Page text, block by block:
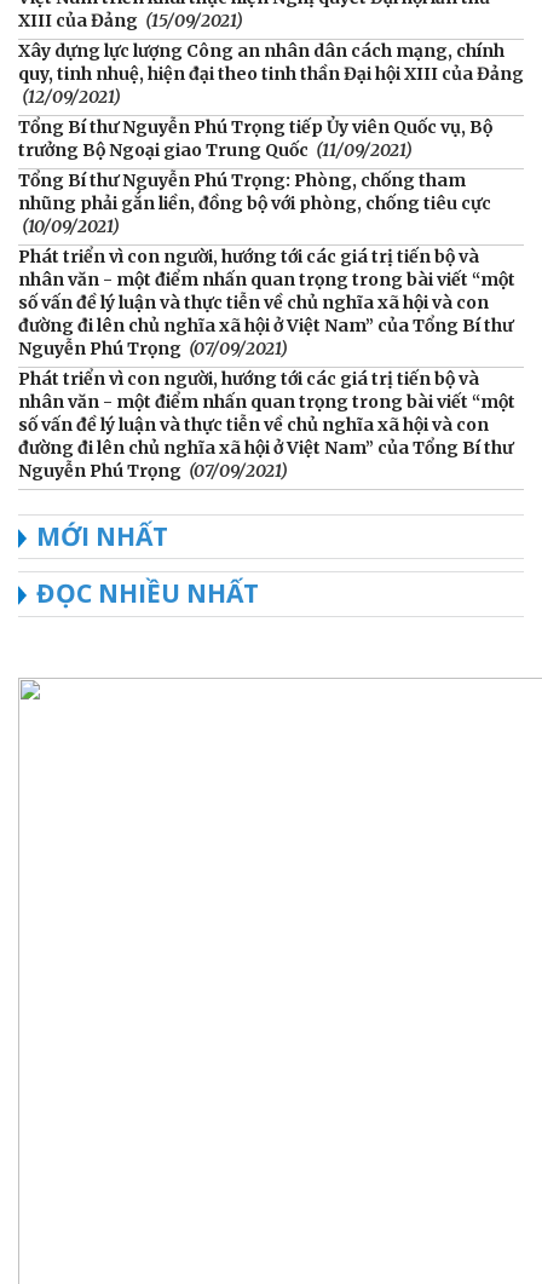
XIII của Đảng (15/09/2021)
Xây dựng lực lượng Công an nhân dân cách mạng, chính
quy, tinh nhuệ, hiện đại theo tinh thần Đại hội XIII của Đảng
(12/09/2021)
Tổng Bí thư Nguyễn Phú Trọng tiếp Ủy viên Quốc vụ, Bộ
trưởng Bộ Ngoại giao Trung Quốc (11/09/2021)
Tổng Bí thư Nguyễn Phú Trọng: Phòng, chống tham
nhũng phải gắn liền, đồng bộ với phòng, chống tiêu cực
(10/09/2021)
Phát triển vì con người, hướng tới các giá trị tiến bộ và
nhân văn - một điểm nhấn quan trọng trong bài viết “một
số vấn đề lý luận và thực tiễn về chủ nghĩa xã hội và con
đường đi lên chủ nghĩa xã hội ở Việt Nam” của Tổng Bí thư
Nguyễn Phú Trọng (07/09/2021)
Phát triển vì con người, hướng tới các giá trị tiến bộ và
nhân văn - một điểm nhấn quan trọng trong bài viết “một
số vấn đề lý luận và thực tiễn về chủ nghĩa xã hội và con
đường đi lên chủ nghĩa xã hội ở Việt Nam” của Tổng Bí thư
Nguyễn Phú Trọng (07/09/2021)
MỚI NHẤT
ĐỌC NHIỀU NHẤT